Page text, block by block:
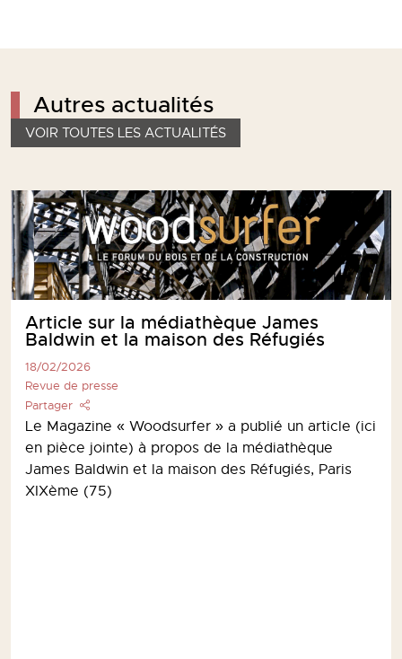
Autres actualités
VOIR TOUTES LES ACTUALITÉS
Article sur la médiathèque James
Baldwin et la maison des Réfugiés
18/02/2026
Revue de presse
Partager
Le Magazine « Woodsurfer » a publié un article (ici
en pièce jointe) à propos de la médiathèque
James Baldwin et la maison des Réfugiés, Paris
XIXème (75)